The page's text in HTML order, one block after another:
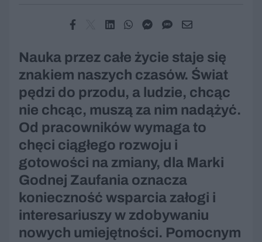
Nauka przez całe życie staje się
znakiem naszych czasów. Świat
pędzi do przodu, a ludzie, chcąc
nie chcąc, muszą za nim nadążyć.
Od pracowników wymaga to
chęci ciągłego rozwoju i
gotowości na zmiany, dla Marki
Godnej Zaufania oznacza
konieczność wsparcia załogi i
interesariuszy w zdobywaniu
nowych umiejętności. Pomocnym